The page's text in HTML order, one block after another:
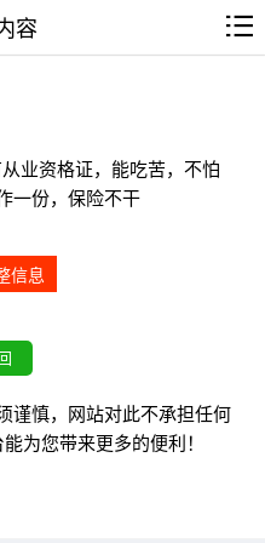
容
业资格证，能吃苦，不怕
一份，保险不干
信息
谨慎，网站对此不承担任何
为您带来更多的便利！